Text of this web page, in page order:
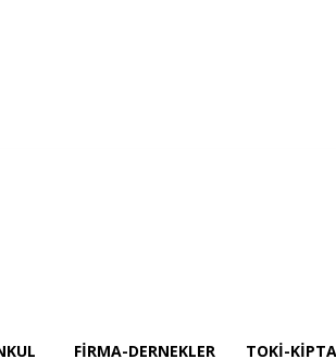
FIRMA-DERNEKLER TOKİ-